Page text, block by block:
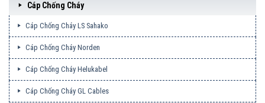
Cáp Chống Cháy
Cáp Chống Cháy LS Sahako
Cáp Chống Cháy Norden
Cáp Chống Cháy Helukabel
Cáp Chống Cháy GL Cables